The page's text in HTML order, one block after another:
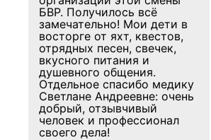
БВР. Получилось всё
замечательно! Мои дети в
восторге от яхт, квестов,
отрядных песен, свечек,
вкусного питания и
душевного общения.
Отдельное спасибо медику
Светлане Андреевне: очень
добрый, отзывчивый
человек и профессионал
своего дела!